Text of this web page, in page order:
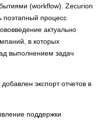
(workflow). Zecurion
поэтапный процесс
актуально
в которых
выполнением задач
экспорт отчетов в
поддержки